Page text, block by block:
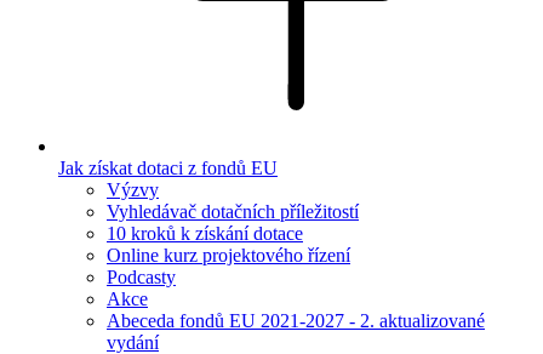
Jak získat dotaci z fondů EU
Výzvy
Vyhledávač dotačních příležitostí
10 kroků k získání dotace
Online kurz projektového řízení
Podcasty
Akce
Abeceda fondů EU 2021-2027 - 2. aktualizované
vydání